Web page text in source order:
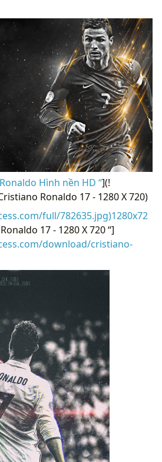
Hình nền HD “](!
Ronaldo 17 - 1280 X 720)
full/782635.jpg)1280x72
17 - 1280 X 720 “]
download/cristiano-